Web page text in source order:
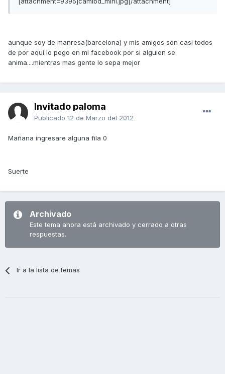
aunque soy de manresa(barcelona) y mis amigos son casi todos
de por aqui lo pego en mi facebook por si alguien se
anima....mientras mas gente lo sepa mejor
Invitado paloma
Publicado 12 de Marzo del 2012
Mañana ingresare alguna fila 0
Suerte
Archivado
Este tema ahora está archivado y cerrado a otras
respuestas.
Ir a la lista de temas